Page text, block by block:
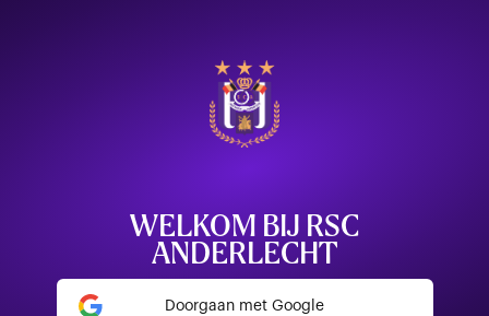
WELKOM BIJ RSC
ANDERLECHT
Doorgaan met Google